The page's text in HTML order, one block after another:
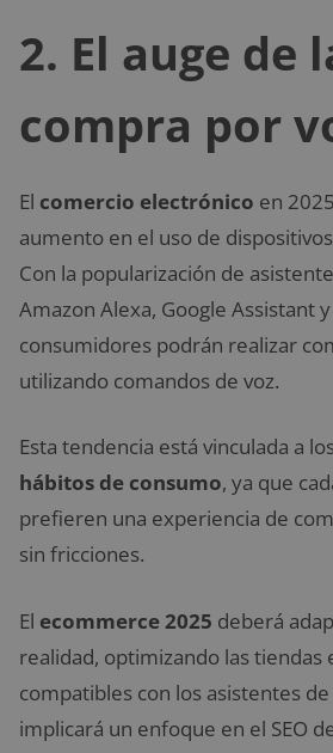
2. El auge de
compra por
El comercio electrónico en
aumento en el uso de
Con la popularización de
Amazon Alexa, Google Assistant
consumidores podrán realizar
utilizando comandos de voz.
Esta tendencia está vinculada a
hábitos de consumo, ya que
prefieren una experiencia de
sin fricciones.
El ecommerce 2025 deberá
realidad, optimizando las tiendas
compatibles con los asistentes
implicará un enfoque en el SEO